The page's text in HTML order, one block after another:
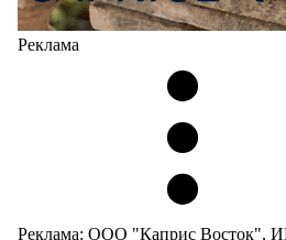
Реклама
Реклама: ООО "Каприс Восток",